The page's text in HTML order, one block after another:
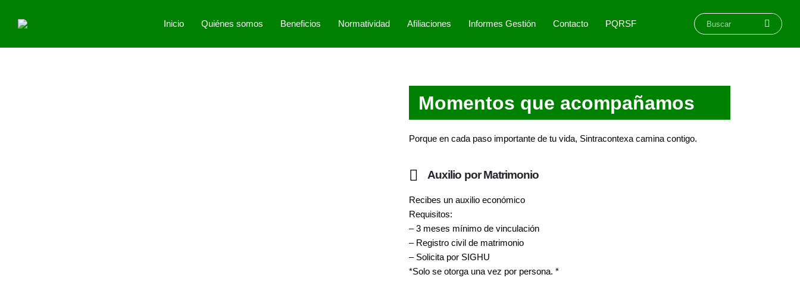
Inicio Quiénes somos Beneficios Normatividad Afiliaciones Informes Gestión Contacto PQRSF
Momentos que acompañamos
Porque en cada paso importante de tu vida, Sintracontexa camina contigo.
Auxilio por Matrimonio
Recibes un auxilio económico
Requisitos:
– 3 meses mínimo de vinculación
– Registro civil de matrimonio
– Solicita por SIGHU
*Solo se otorga una vez por persona. *